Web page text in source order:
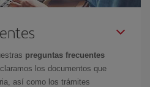
preguntas frecuentes
los documentos que
así como los trámites